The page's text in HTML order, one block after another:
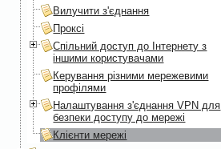
Вилучити з'єднання
Проксі
Спільний доступ до Інтернету з
іншими користувачами
Керування різними мережевими
профілями
Налаштування з'єднання VPN для
безпеки доступу до мережі
Клієнти мережі